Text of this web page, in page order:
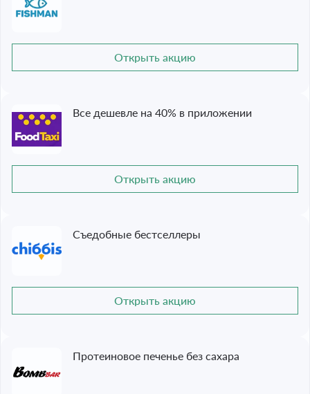
Открыть акцию
Все дешевле на 40% в приложении
Открыть акцию
Съедобные бестселлеры
Открыть акцию
Протеиновое печенье без сахара